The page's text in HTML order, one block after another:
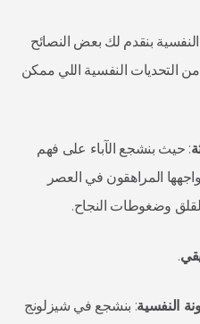
النفسية بنقدم لك بعض النصائح
التحديات النفسية اللي ممكن
: حيث بنشجع الآباء على فهم
المراهقون في العصر
وضغوطات النجاح.
.
النفسية: بنشجع في شيزلونج